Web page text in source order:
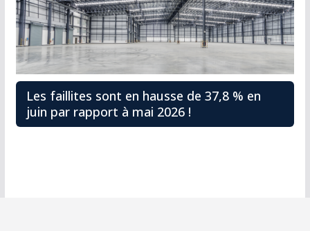
Les faillites sont en hausse de 37,8 % en
juin par rapport à mai 2026 !